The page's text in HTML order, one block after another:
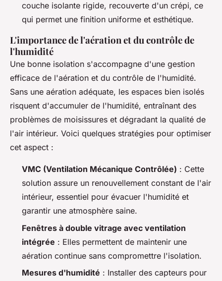
couche isolante rigide, recouverte d'un crépi, ce
qui permet une finition uniforme et esthétique.
L'importance de l'aération et du contrôle de
l'humidité
Une bonne isolation s'accompagne d'une gestion
efficace de l'aération et du contrôle de l'humidité.
Sans une aération adéquate, les espaces bien isolés
risquent d'accumuler de l'humidité, entraînant des
problèmes de moisissures et dégradant la qualité de
l'air intérieur. Voici quelques stratégies pour optimiser
cet aspect :
VMC (Ventilation Mécanique Contrôlée) : Cette
solution assure un renouvellement constant de l'air
intérieur, essentiel pour évacuer l'humidité et
garantir une atmosphère saine.
Fenêtres à double vitrage avec ventilation
intégrée : Elles permettent de maintenir une
aération continue sans compromettre l'isolation.
Mesures d'humidité : Installer des capteurs pour